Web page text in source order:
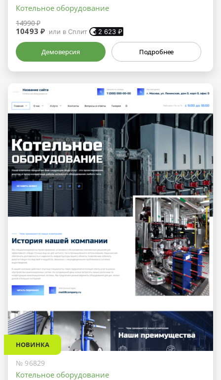
Котельное оборудование
14990 ₽
10493 ₽ или в Сплит 2 623 ₽
Демоверсия Подробнее
НОВИНКА
№ 96829
Котельное оборудование